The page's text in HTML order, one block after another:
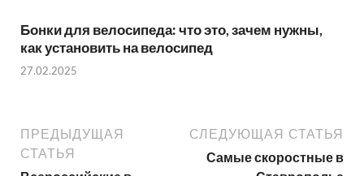
Бонки для велосипеда: что это, зачем нужны,
как установить на велосипед
27.02.2025
ПРЕДЫДУЩАЯ
СТАТЬЯ
СЛЕДУЮЩАЯ СТАТЬЯ
Самые скоростные в